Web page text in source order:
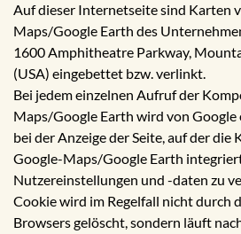
Auf dieser Internetseite sind Karten
Maps/Google Earth des
1600 Amphitheatre Parkway,
(USA) eingebettet bzw. verlinkt.
Bei jedem einzelnen Aufruf der
Maps/Google Earth wird von Google
bei der Anzeige der Seite, auf der die
Google-Maps/Google Earth
Nutzereinstellungen und -daten zu
Cookie wird im Regelfall nicht durch
Browsers gelöscht, sondern läuft